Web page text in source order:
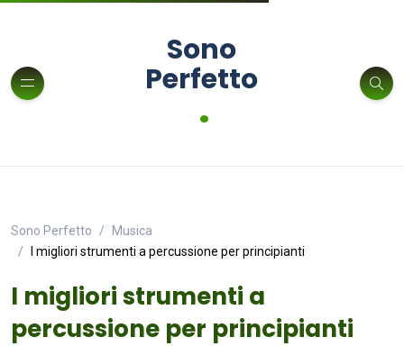
Sono
Perfetto
.
Sono Perfetto
Musica
I migliori strumenti a percussione per principianti
I migliori strumenti a
percussione per principianti